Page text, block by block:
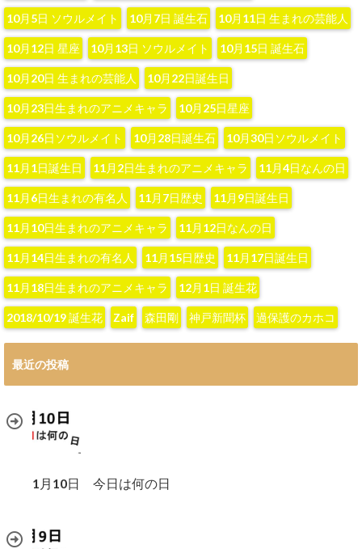
10月5日 ソウルメイト 10月7日 誕生石 10月11日 生まれの芸能人
10月12日 星座 10月13日 ソウルメイト 10月15日 誕生石
10月20日 生まれの芸能人 10月22日誕生日
10月23日生まれのアニメキャラ 10月25日星座
10月26日ソウルメイト 10月28日誕生石 10月30日ソウルメイト
11月1日誕生日 11月2日生まれのアニメキャラ 11月4日なんの日
11月6日生まれの有名人 11月7日歴史 11月9日誕生日
11月10日生まれのアニメキャラ 11月12日なんの日
11月14日生まれの有名人 11月15日歴史 11月17日誕生日
11月18日生まれのアニメキャラ 12月1日 誕生花
2018/10/19 誕生花 Zaif 森田剛 神戸新聞杯 過保護のカホコ
最近の投稿
1月10日 今日は何の日